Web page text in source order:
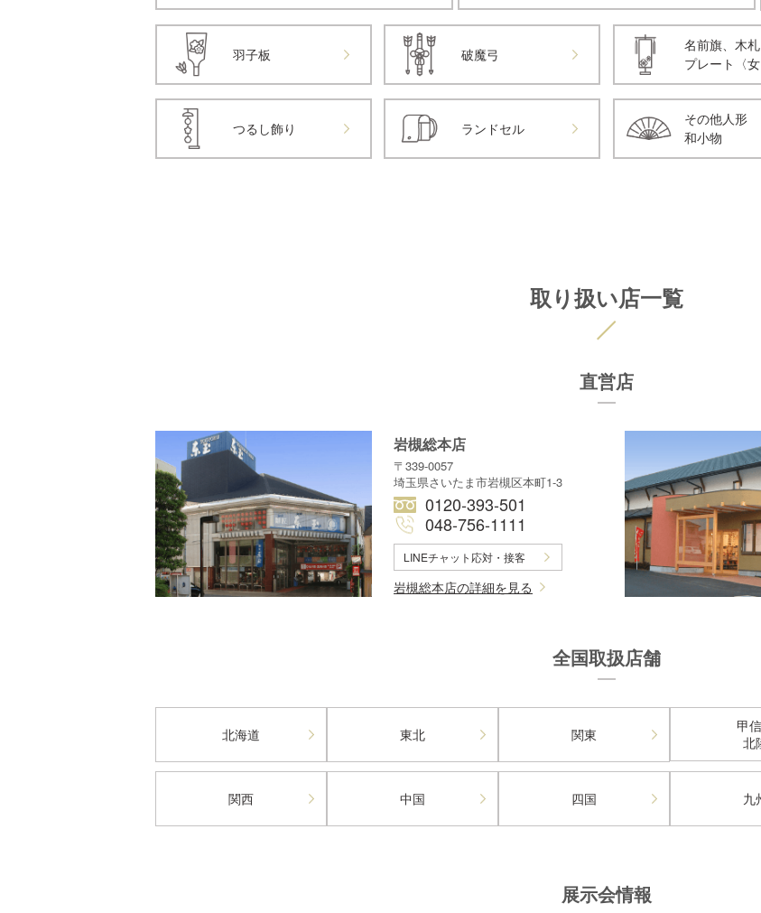
羽子板 破魔弓
名前旗、木札
プレート〈女
つるし飾り ランドセル
その他人形
和小物
取り扱い店一覧
直営店
岩槻総本店
〒339-0057
埼玉県さいたま市岩槻区本町1-3
0120-393-501
048-756-1111
LINEチャット応対・接客
岩槻総本店の詳細を見る
全国取扱店舗
北海道 東北 関東
甲
北
関西 中国 四国 九
展示会情報